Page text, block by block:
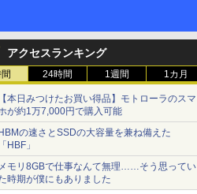
アクセスランキング
24時間 1週間 1カ月
【本日みつけたお買い得品】モトローラのスマ
が約1万7,000円で購入可能
HBMの速さとSSDの大容量を兼ね備えた
「HBF」
メモリ8GBで仕事なんて無理……そう思ってい
時期が僕にもありました